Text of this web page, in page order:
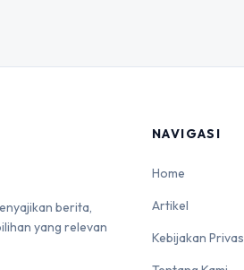
berita,
yang relevan
NAVIGASI
Home
Artikel
Kebijakan